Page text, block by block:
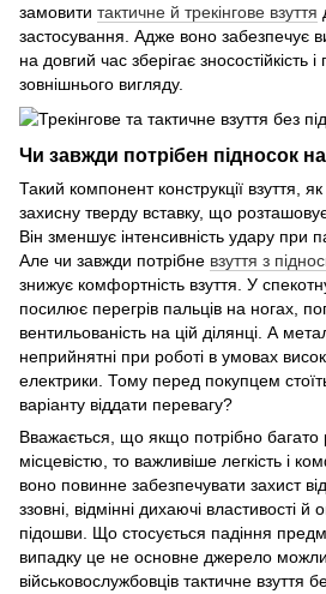
замовити тактичне й трекінгове взуття
застосування. Адже воно забезпечує
на довгий час зберігає зносостійкість і
зовнішнього вигляду.
Чи завжди потрібен підносок
Такий компонент конструкції взуття,
захисну тверду вставку, що
Він зменшує інтенсивність удару при
Але чи завжди потрібне взуття з
знижує комфортність взуття. У
посилює перегрів пальців на ногах,
вентильованість на цій ділянці. А
неприйнятні при роботі в умовах
електрики. Тому перед покупцем
варіанту віддати перевагу?
Вважається, що якщо потрібно багато
місцевістю, то важливіше легкість і
воно повинне забезпечувати захист
ззовні, відмінні дихаючі властивості
підошви. Що стосується падіння
випадку це не основне джерело
військовослужбовців тактичне взуття